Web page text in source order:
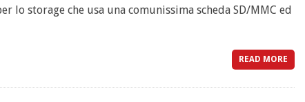
lo storage che usa una comunissima scheda SD/MMC ed
READ MORE